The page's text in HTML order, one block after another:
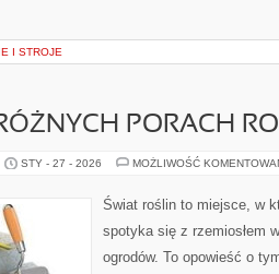
I STROJE
PORACH
STY - 27 - 2026 MOŻLIWOŚĆ
Świat roślin to miejsce, w
spotyka się z rzemiosłem
ogrodów. To opowieść o